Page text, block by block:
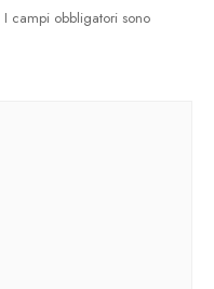
I campi obbligatori sono